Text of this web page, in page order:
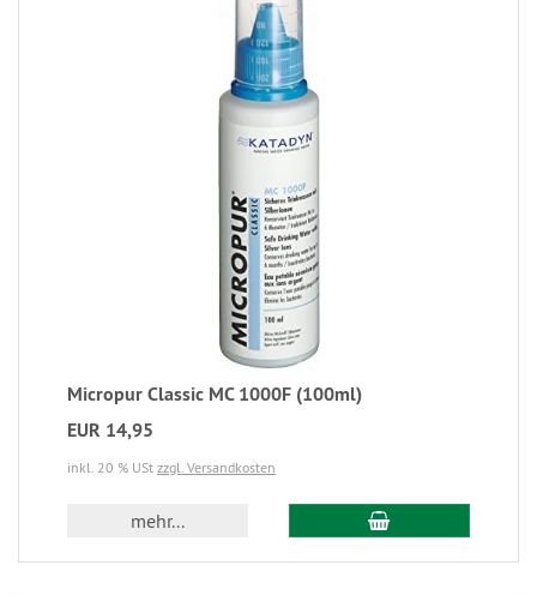
Micropur Classic MC 1000F (100ml)
EUR 14,95
inkl. 20 % USt zzgl. Versandkosten
mehr...